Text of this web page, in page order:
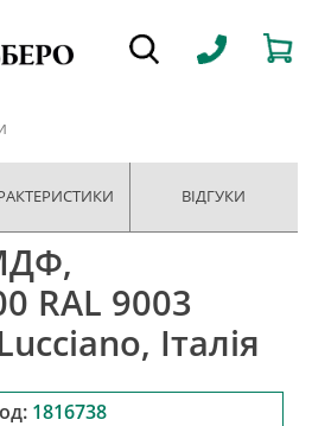
ВІДГУКИ
RAL 9003
Італія
1816738